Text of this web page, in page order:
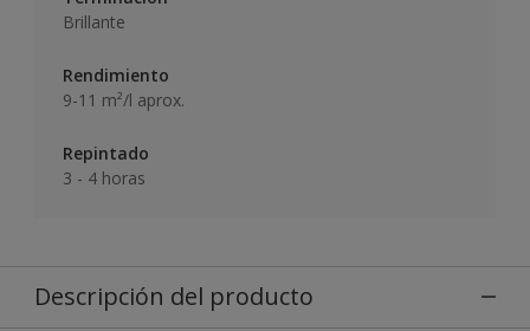
Brillante
Rendimiento
9-11 m²/l aprox.
Repintado
3 - 4 horas
Descripción del producto